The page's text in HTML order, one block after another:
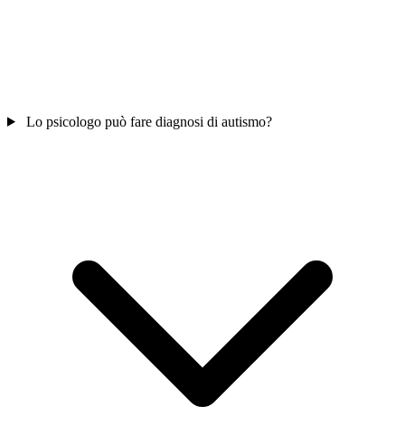
Lo psicologo può fare diagnosi di autismo?